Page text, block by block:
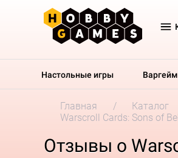
Настольные игры
Главная Каталог
Warscroll Cards: Sons of
Отзывы о